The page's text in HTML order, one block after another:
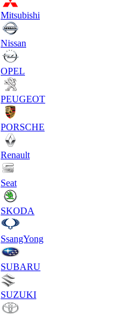
Mitsubishi
Nissan
OPEL
PEUGEOT
PORSCHE
Renault
Seat
SKODA
SsangYong
SUBARU
SUZUKI